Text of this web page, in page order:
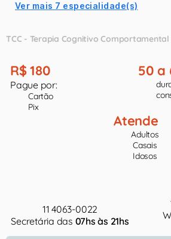
Ver mais 7 especialidade(s)
TCC - Terapia Cognitivo Comportamental
R$ 180
Pague por:
Cartão
Pix
50 a
Atende
Adultos
Casais
Idosos
11 4063-0022
Secretária das 07hs às 21hs